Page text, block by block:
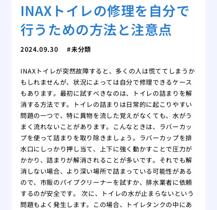
INAXトイレの修理を自分で
行うための方法と注意点
2024.09.30 未分類
INAXトイレが突然故障すると、多くの人は慌ててしまうか
もしれませんが、状況によっては自分で修理できるケース
もあります。最初に試すべきなのは、トイレの詰まりを解
消する方法です。トイレの詰まりは日常的に起こりやすい
問題の一つで、特に異物を流した覚えがなくても、水がう
まく流れないことがあります。こんなときは、ラバーカッ
プを使って詰まりを取り除きましょう。ラバーカップを排
水口にしっかり押し当て、上下に強く動かすことで圧力が
かかり、詰まりが解消されることが多いです。それでも解
消しない場合、より深い場所で詰まっている可能性がある
ので、市販のパイプクリーナーを試すか、排水業者に依頼
するのが安全です。 次に、トイレの水が止まらないという
問題もよく発生します。この場合、トイレタンクの中にあ